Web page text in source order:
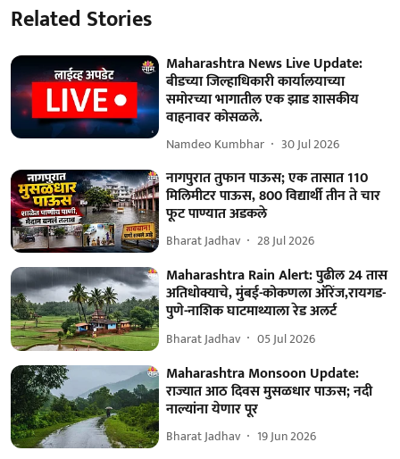
Related Stories
Maharashtra News Live Update:
बीडच्या जिल्हाधिकारी कार्यालयाच्या
समोरच्या भागातील एक झाड शासकीय
वाहनावर कोसळले.
Namdeo Kumbhar 30 Jul 2026
नागपुरात तुफान पाऊस; एक तासात 110
मिलिमीटर पाऊस, 800 विद्यार्थी तीन ते चार
फूट पाण्यात अडकले
Bharat Jadhav 28 Jul 2026
Maharashtra Rain Alert: पुढील 24 तास
अतिधोक्याचे, मुंबई-कोकणला ऑरेंज,रायगड-
पुणे-नाशिक घाटमाथ्याला रेड अलर्ट
Bharat Jadhav 05 Jul 2026
Maharashtra Monsoon Update:
राज्यात आठ दिवस मुसळधार पाऊस; नदी
नाल्यांना येणार पूर
Bharat Jadhav 19 Jun 2026